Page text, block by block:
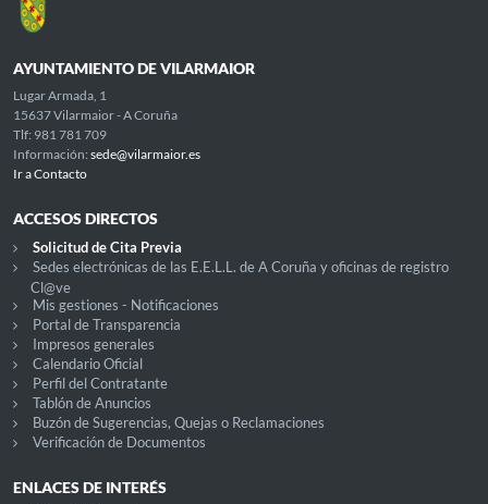
AYUNTAMIENTO DE VILARMAIOR
Lugar Armada, 1
15637 Vilarmaior - A Coruña
Tlf: 981 781 709
Información: sede@vilarmaior.es
Ir a Contacto
ACCESOS DIRECTOS
Solicitud de Cita Previa
Sedes electrónicas de las E.E.L.L. de A Coruña y oficinas de registro
Cl@ve
Mis gestiones - Notificaciones
Portal de Transparencia
Impresos generales
Calendario Oficial
Perfil del Contratante
Tablón de Anuncios
Buzón de Sugerencias, Quejas o Reclamaciones
Verificación de Documentos
ENLACES DE INTERÉS